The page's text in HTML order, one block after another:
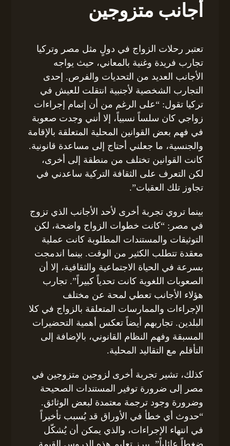
أجانب متزوجين
تعتبر رحلات الزواج في دولٍ مثل مصر وتركيا
تجارب فريدة وغنية بالمعاني، حيث يواجه
الأجانب العديد من التحديات والفرص. إحدى
التجارب الشخصية لأجنبية انتقلت للعيش في
تركيا تقول: “على الرغم من أن إتمام إجراءات
زواجي كان سلساً نسبياً، إلا أنني وجدت صعوبة
في فهم بعض القوانين المحلية المتعلقة بالإقامة
والجنسية، ما جعلني أحتاج إلى مساعدة قانونية.
كانت القوانين تختلف من منطقة إلى أخرى،
لكن التعرف على الثقافة التركية ساعدني في
تجاوز تلك العقبات”.
بينما تروي تجربة أخرى لأحد الأجانب الذي تزوج
في مصر: “كانت خطوات الزواج واضحة، لكن
التوثيقات والمستندات المطلوبة كانت عملية
معقدة تتطلب الكثير من الوقت. بينما اندمجت
بسرعة في الحياة الاجتماعية والثقافية، إلا أن
الصعوبات اللغوية كانت تحدياً كبيراً”. تجارب
هؤلاء الأجانب تعطي لمحة عن مختلف
الإجراءات والممارسات المتعلقة بالزواج في كلا
البلدين. تجاربهم أيضاً تعكس أهمية التحضيرات
المسبقة وفهم النظام القانوني، بالإضافة إلى
التأقلم مع التقاليد المحلية.
كذلك، تشير تجربة أخرى لزوجين متزوجين في
مصر إلى ضرورة توفير المستندات الصحيحة
وضرورة وجود ترجمة معتمدة لبعض الوثائق.
“حدوث أي خطأ في الأوراق قد يُسبب تأخيراً
في انتهاء الإجراءات، والذي يمكن أن يُشكّل